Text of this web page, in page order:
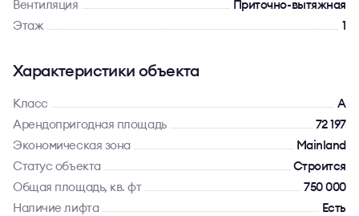
Вентиляция
Приточно-вытяжная
Этаж
1
Характеристики объекта
Класс
A
Арендопригодная площадь
72 197
Экономическая зона
Mainland
Статус объекта
Строится
Общая площадь, кв. фт
750 000
Наличие лифта
Есть